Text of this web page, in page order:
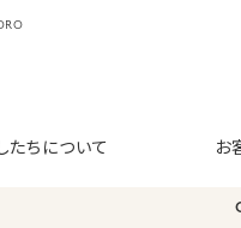
たちについて お